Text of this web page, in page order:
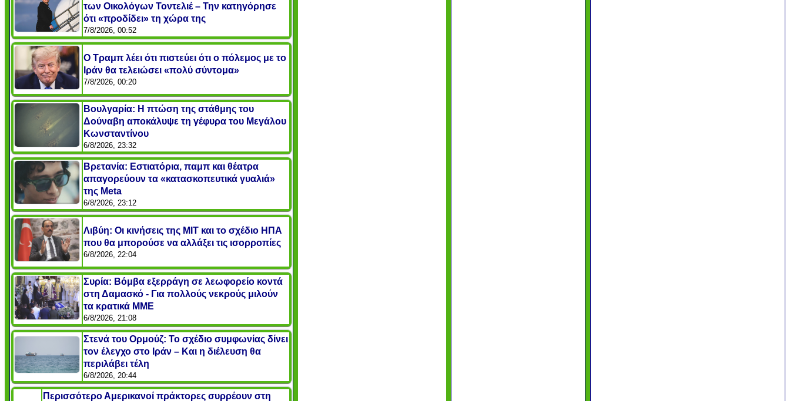
των Οικολόγων Τοντελιέ – Την κατηγόρησε
ότι «προδίδει» τη χώρα της
7/8/2026, 00:52
Ο Τραμπ λέει ότι πιστεύει ότι ο πόλεμος με το
Ιράν θα τελειώσει «πολύ σύντομα»
7/8/2026, 00:20
Βουλγαρία: Η πτώση της στάθμης του
Δούναβη αποκάλυψε τη γέφυρα του Μεγάλου
Κωνσταντίνου
6/8/2026, 23:32
Βρετανία: Εστιατόρια, παμπ και θέατρα
απαγορεύουν τα «κατασκοπευτικά γυαλιά»
της Meta
6/8/2026, 23:12
Λιβύη: Οι κινήσεις της ΜΙΤ και το σχέδιο ΗΠΑ
που θα μπορούσε να αλλάξει τις ισορροπίες
6/8/2026, 22:04
Συρία: Βόμβα εξερράγη σε λεωφορείο κοντά
στη Δαμασκό - Για πολλούς νεκρούς μιλούν
τα κρατικά ΜΜΕ
6/8/2026, 21:08
Στενά του Ορμούζ: Το σχέδιο συμφωνίας δίνει
τον έλεγχο στο Ιράν – Και η διέλευση θα
περιλάβει τέλη
6/8/2026, 20:44
Περισσότερο Αμερικανοί πράκτορες συρρέουν στη